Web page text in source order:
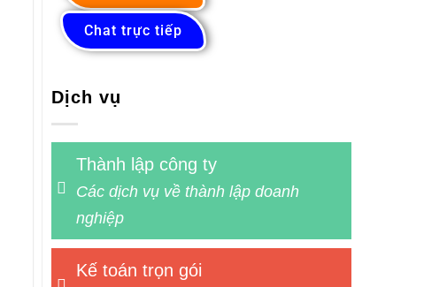
Chat trực tiếp
Dịch vụ
Thành lập công ty
Các dịch vụ về thành lập doanh
nghiệp
Kế toán trọn gói